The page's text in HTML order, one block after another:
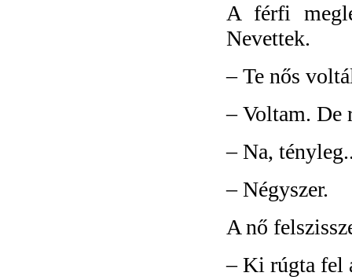
A férfi
Nevettek.
–Te nős
–Voltam. De
–Na,
–Négyszer.
A nő
–Ki rúgta fel